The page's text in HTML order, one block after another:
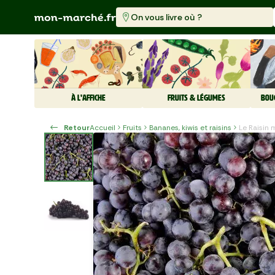
On vous livre où ?
À L'AFFICHE FRUITS & LÉGUMES
RetourAccueil Fruits Bananes, kiwis et raisins Le Raisin